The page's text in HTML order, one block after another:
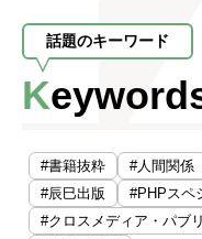
話題のキーワード
#書籍抜粋 #人間関係
#辰巳出版
#PHPスペ
#クロスメディア・パブ